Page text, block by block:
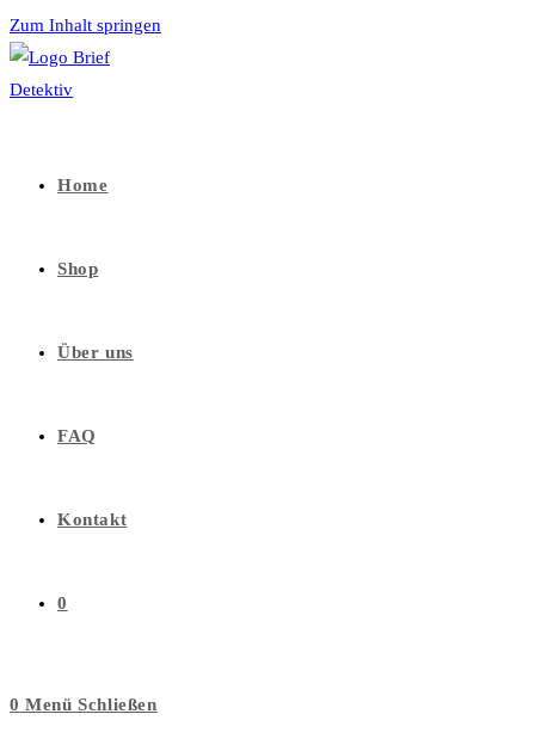
Zum Inhalt springen
Home
Shop
Über uns
FAQ
Kontakt
0
0 Menü Schließen